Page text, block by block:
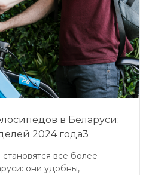
доступных в Беларуси,
и выясним, какая
вам.
в Беларуси:
2024 года3
все более
они удобны,